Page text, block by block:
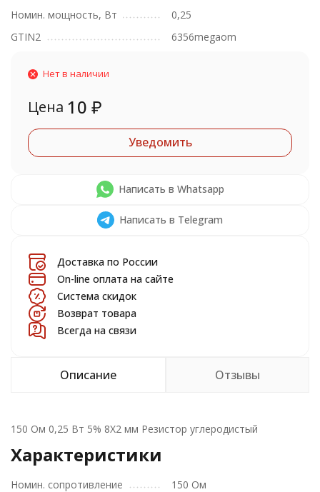
Номин. мощность, Вт
0,25
GTIN2
6356megaom
Нет в наличии
Цена 10 ₽
Уведомить
Написать в Whatsapp
Написать в Telegram
Доставка по России
On-line оплата на сайте
Система скидок
Возврат товара
Всегда на связи
Описание Отзывы
150 Ом 0,25 Вт 5% 8X2 мм Резистор углеродистый
Характеристики
Номин. сопротивление
150 Ом